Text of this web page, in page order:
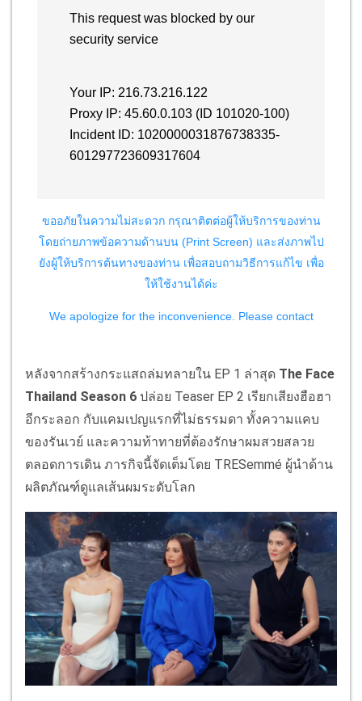
หลังจากสร้างกระแสถล่มทลายใน EP 1 ล่าสุด The Face
Thailand Season 6 ปล่อย Teaser EP 2 เรียกเสียงฮือฮา
อีกระลอก กับแคมเปญแรกที่ไม่ธรรมดา ทั้งความแคบ
ของรันเวย์ และความท้าทายที่ต้องรักษาผมสวยสลวย
ตลอดการเดิน ภารกิจนี้จัดเต็มโดย TRESemmé ผู้นำด้าน
ผลิตภัณฑ์ดูแลเส้นผมระดับโลก